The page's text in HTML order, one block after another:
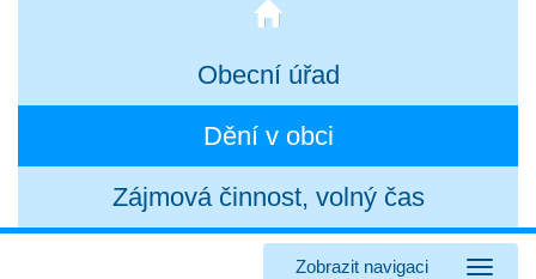
Obecní úřad
Dění v obci
Zájmová činnost, volný čas
Zobrazit navigaci